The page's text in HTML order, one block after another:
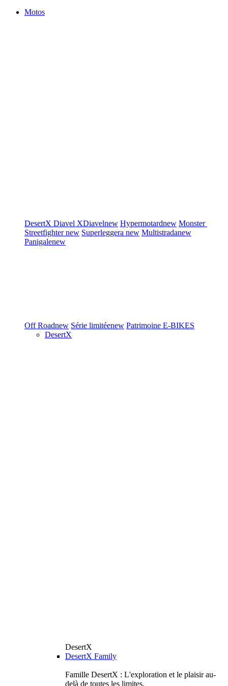
Motos
DesertX Diavel XDiavelnew Hypermotardnew Monster
Streetfighternew Superleggera new Multistradanew
Panigalenew
Off Roadnew Série limitéenew Patrimoine E-BIKES
DesertX
DesertX
DesertX Family
Famille DesertX : L'exploration et le plaisir au-
delà de toutes les limites.